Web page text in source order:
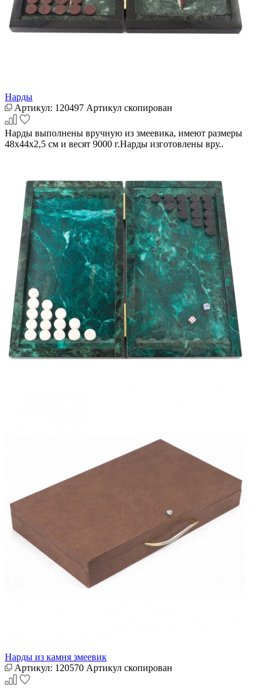
Нарды
Артикул: 120497 Артикул скопирован
Нарды выполнены вручную из змеевика, имеют размеры
48х44х2,5 см и весят 9000 г.Нарды изготовлены вру..
Нарды из камня змеевик
Артикул: 120570 Артикул скопирован